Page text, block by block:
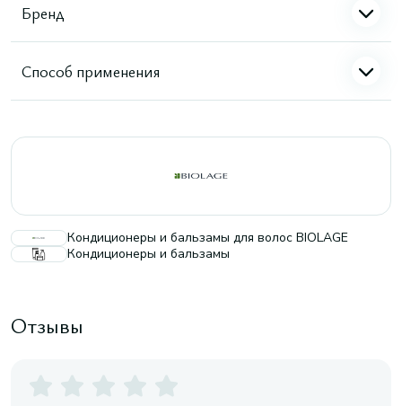
Бренд
Способ применения
Кондиционеры и бальзамы для волос BIOLAGE
Кондиционеры и бальзамы
Отзывы